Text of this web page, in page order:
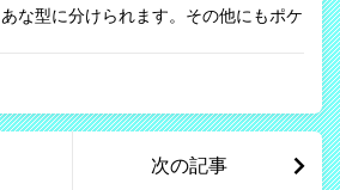
あな型に分けられます。その他にもポケ
２０１０年代中盤まで補聴器…
次の記事